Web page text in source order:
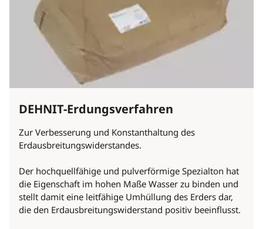
DEHNIT-Erdungsverfahren
Zur Verbesserung und Konstanthaltung des
Erdausbreitungswiderstandes.
Der hochquellfähige und pulverförmige Spezialton hat
die Eigenschaft im hohen Maße Wasser zu binden und
stellt damit eine leitfähige Umhüllung des Erders dar,
die den Erdausbreitungswiderstand positiv beeinflusst.